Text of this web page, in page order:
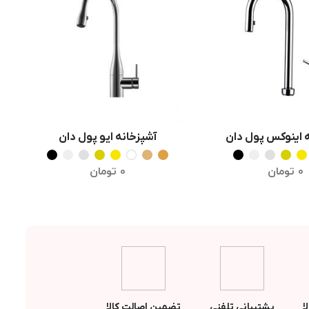
گزینه ها
اینوکس پول دان
0 تومان
انتخاب گزینه ها
آشپزخانه ایو پول دان
0 تومان